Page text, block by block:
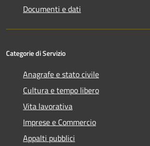
Documenti e dati
Categorie di Servizio
Anagrafe e stato civile
Cultura e tempo libero
Vita lavorativa
Imprese e Commercio
Appalti pubblici